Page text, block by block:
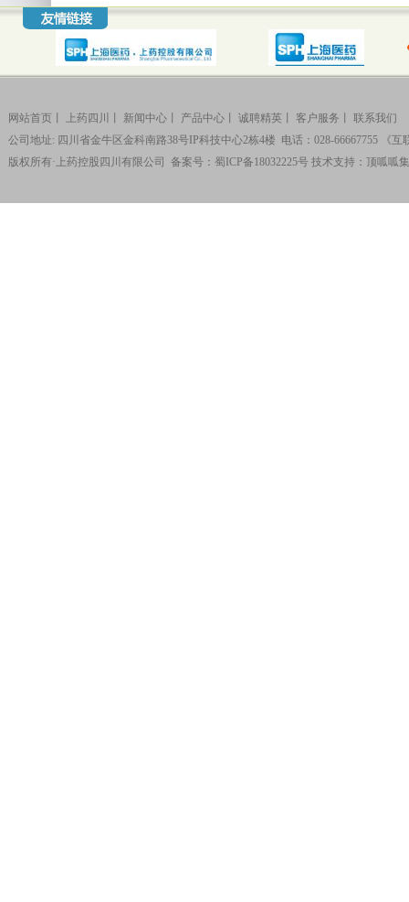
网站首页 上药四川 新闻中心 产品中心 诚聘精英 客户服务
联系我们
公司地址: 四川省金牛区金科南路38号IP科技中心2栋4楼 电话：028-66667755 《
版权所有·上药控股四川有限公司 备案号： 蜀ICP备18032225号 技术支持： 顶呱呱